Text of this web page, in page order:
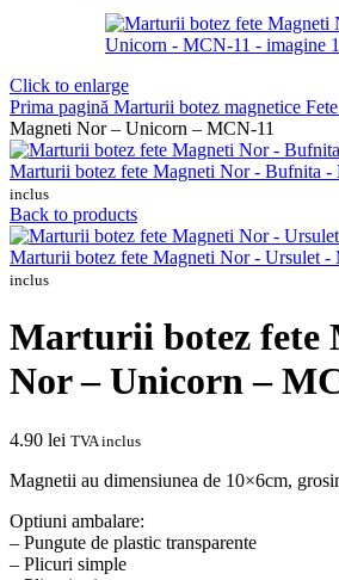
Click to enlarge
Prima pagină Marturii botez magnetice Fete
Magneti Nor – Unicorn – MCN-11
Marturii botez fete Magneti Nor - Bufnita
inclus
Back to products
Marturii botez fete Magneti Nor - Ursulet -
inclus
Marturii botez fete
Nor – Unicorn –
4.90 lei TVA inclus
Magnetii au dimensiunea de 10×6cm,
Optiuni ambalare:
– Pungute de plastic transparente
– Plicuri simple